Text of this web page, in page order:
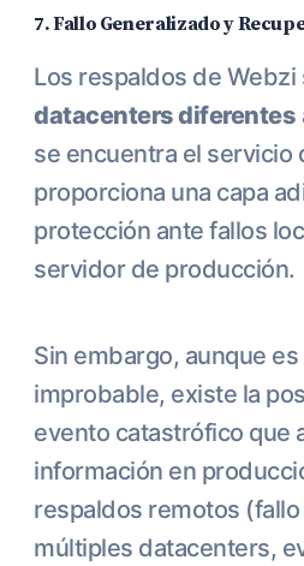
7. Fallo Generalizado y
Los respaldos de Webzi
datacenters diferentes
se encuentra el servicio
proporciona una capa
protección ante fallos
servidor de producción.
Sin embargo, aunque
improbable, existe la
evento catastrófico que
información en
respaldos remotos
múltiples datacenters,